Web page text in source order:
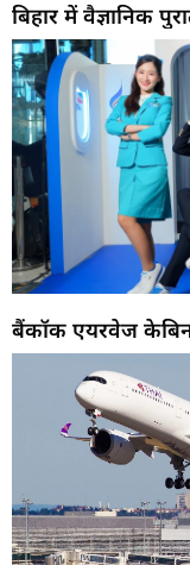
बिहार में वैज्ञानिक
बैंकॉक एयरवेज केबिन